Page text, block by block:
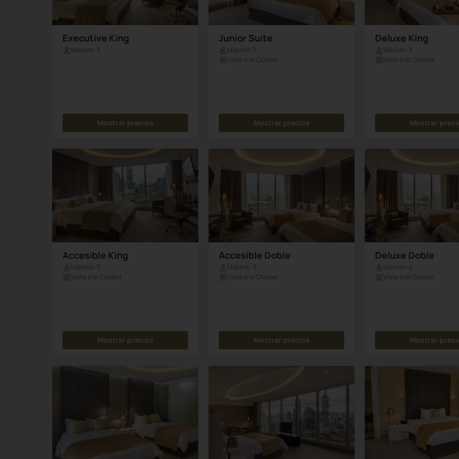
Executive King
Máximo 3
Mostrar precios
Junior Suite
Máximo 3
Vista a la Ciudad
Mostrar precios
Deluxe King
Máximo 3
Vista a la Ciudad
Mostrar
Accesible King
Máximo 3
Vista a la Ciudad
Mostrar precios
Accesible Doble
Máximo 3
Vista a la Ciudad
Mostrar precios
Deluxe Doble
Máximo 4
Vista a la Ciudad
Mostrar